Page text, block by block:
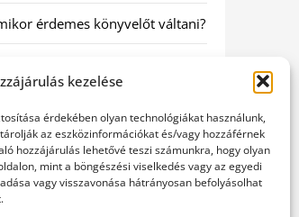
kezelése
érdekében olyan technológiákat használunk,
az eszközinformációkat és/vagy hozzáférnek
hozzájárulás lehetővé teszi számunkra, hogy olyan
mint a böngészési viselkedés vagy az egyedi
vagy visszavonása hátrányosan befolyásolhat
érdemes könyvelőt váltani?
háttér a biztonságos
miért nem érdemes várni